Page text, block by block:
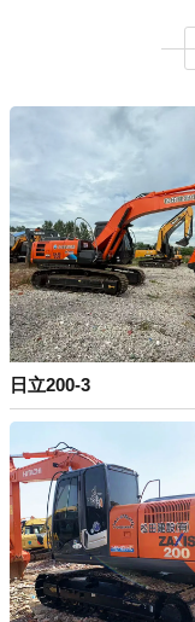
日立200-3